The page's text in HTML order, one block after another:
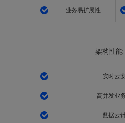
业务易扩展性
架构性能
实时云
高并发业
数据云